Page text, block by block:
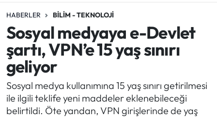
HABERLER BILIM - TEKNOLOJI
Sosyal medyaya e-Devlet
şartı, VPN’e 15 yaş sınırı
geliyor
Sosyal medya kullanımına 15 yaş sınırı getirilmesi
ile ilgili teklife yeni maddeler eklenebileceği
belirtildi. Öte yandan, VPN girişlerinde de yaş
Dünya
Ekonomi
Bilim - Teknoloji
Kültür - Sanat
Spor